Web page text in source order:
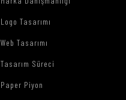
Logo Tasarımı
Web Tasarımı
Tasarım Süreci
Paper Piyon